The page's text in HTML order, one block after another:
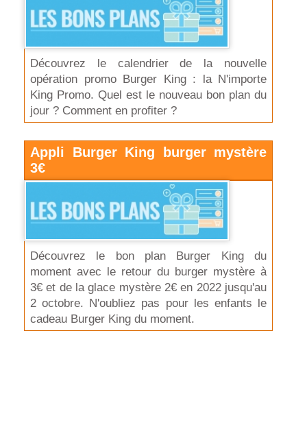
Découvrez le calendrier de la nouvelle
opération promo Burger King : la N'importe
King Promo. Quel est le nouveau bon plan du
jour ? Comment en profiter ?
Appli Burger King burger mystère
3€
Découvrez le bon plan Burger King du
moment avec le retour du burger mystère à
3€ et de la glace mystère 2€ en 2022 jusqu'au
2 octobre. N'oubliez pas pour les enfants le
cadeau Burger King du moment.